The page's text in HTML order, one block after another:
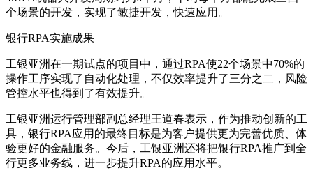
个场景的开发，实现了敏捷开发，快速应用。
银行RPA实施成果
工银亚洲在一期试点的项目中，通过RPA使22个场景中70%的
操作工序实现了自动化处理，不仅效率提升了三分之二，风险
管控水平也得到了有效提升。
工银亚洲运行管理部副总经理王道春表示，作为推动创新的工
具，银行RPA应用的最终目标是为客户提供更为完善优质、体
验更好的金融服务。今后，工银亚洲还将把银行RPA推广到全
行更多业务线，进一步提升RPA的应用水平。